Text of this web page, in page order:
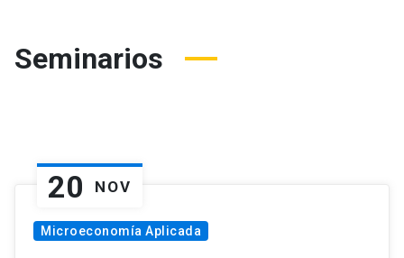
Seminarios
20 NOV
Microeconomía Aplicada